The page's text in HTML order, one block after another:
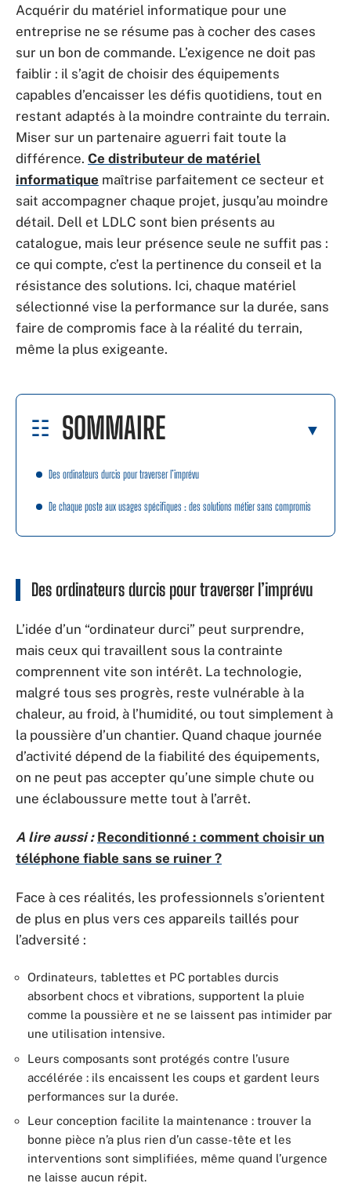
Acquérir du matériel informatique pour une
entreprise ne se résume pas à cocher des cases
sur un bon de commande. L’exigence ne doit pas
faiblir : il s’agit de choisir des équipements
capables d’encaisser les défis quotidiens, tout en
restant adaptés à la moindre contrainte du terrain.
Miser sur un partenaire aguerri fait toute la
différence. Ce distributeur de matériel
informatique maîtrise parfaitement ce secteur et
sait accompagner chaque projet, jusqu’au moindre
détail. Dell et LDLC sont bien présents au
catalogue, mais leur présence seule ne suffit pas :
ce qui compte, c’est la pertinence du conseil et la
résistance des solutions. Ici, chaque matériel
sélectionné vise la performance sur la durée, sans
faire de compromis face à la réalité du terrain,
même la plus exigeante.
SOMMAIRE
Des ordinateurs durcis pour traverser l’imprévu
De chaque poste aux usages spécifiques : des solutions métier sans compromis
Des ordinateurs durcis pour traverser l’imprévu
L’idée d’un “ordinateur durci” peut surprendre,
mais ceux qui travaillent sous la contrainte
comprennent vite son intérêt. La technologie,
malgré tous ses progrès, reste vulnérable à la
chaleur, au froid, à l’humidité, ou tout simplement à
la poussière d’un chantier. Quand chaque journée
d’activité dépend de la fiabilité des équipements,
on ne peut pas accepter qu’une simple chute ou
une éclaboussure mette tout à l’arrêt.
A lire aussi : Reconditionné : comment choisir un
téléphone fiable sans se ruiner ?
Face à ces réalités, les professionnels s’orientent
de plus en plus vers ces appareils taillés pour
l’adversité :
Ordinateurs, tablettes et PC portables durcis
absorbent chocs et vibrations, supportent la pluie
comme la poussière et ne se laissent pas intimider par
une utilisation intensive.
Leurs composants sont protégés contre l’usure
accélérée : ils encaissent les coups et gardent leurs
performances sur la durée.
Leur conception facilite la maintenance : trouver la
bonne pièce n’a plus rien d’un casse-tête et les
interventions sont simplifiées, même quand l’urgence
ne laisse aucun répit.